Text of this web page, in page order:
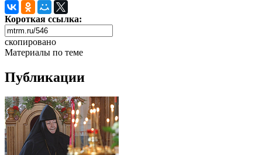
Короткая ссылка:
скопировано
Материалы по теме
Публикации